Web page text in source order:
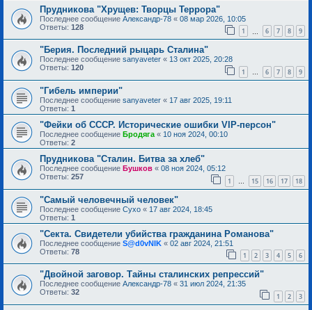
Прудникова "Хрущев: Творцы Террора"
Последнее сообщение Александр-78 « 08 мар 2026, 10:05
Ответы: 128 1 6 7 8 9
"Берия. Последний рыцарь Сталина"
Последнее сообщение sanyaveter « 13 окт 2025, 20:28
Ответы: 120 1 … 6 7 8 9
"Гибель империи"
Последнее сообщение sanyaveter « 17 авг 2025, 19:11
Ответы: 1
"Фейки об СССР. Исторические ошибки VIP-персон"
Последнее сообщение Бродяга « 10 ноя 2024, 00:10
Ответы: 2
Прудникова "Сталин. Битва за хлеб"
Последнее сообщение Бушков « 08 ноя 2024, 05:12
Ответы: 257 1 … 15 16 17 18
"Самый человечный человек"
Последнее сообщение Сухо « 17 авг 2024, 18:45
Ответы: 1
"Секта. Свидетели убийства гражданина Романова"
Последнее сообщение S@d0vNIK « 02 авг 2024, 21:51
Ответы: 78 1 2 3 4 5 6
"Двойной заговор. Тайны сталинских репрессий"
Последнее сообщение Александр-78 « 31 июл 2024, 21:35
Ответы: 32 1 2 3